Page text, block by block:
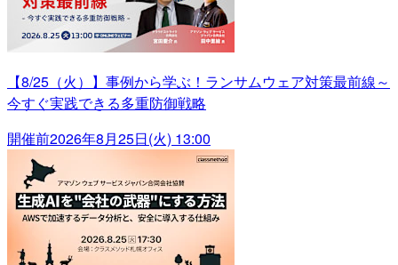
【8/25（火）】事例から学ぶ！ランサムウェア対策最前線～
今すぐ実践できる多重防御戦略
開催前2026年8月25日(火) 13:00